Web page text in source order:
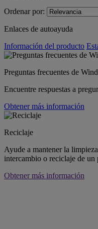
Ordenar por:
Enlaces de autoayuda
Información del producto
Preguntas frecuentes de
Encuentre respuestas a
Obtener más información
Reciclaje
Ayude a mantener la
intercambio o reciclaje de un
Obtener más información